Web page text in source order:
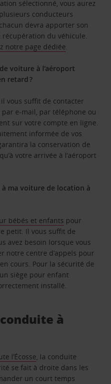
sélectionné, vous aurez
conducteurs
devra apporter son
du véhicule.
notre page dédiée.
voiture à l’aéroport
retard ?
vous suffit de contacter
e-mail, par téléphone ou
sur votre compte en ligne.
informée de vos
la conservation de
votre arrivée à l’aéroport
ma voiture de location à
bébés et enfants pour
petit. Il vous suffit de
avez besoin lorsque vous
notre centre d’appels pour
cours. Pour la sécurité de
siège pour enfant
installé.
à
l’Écosse, la conduite
se fait à droite dans les
un court temps